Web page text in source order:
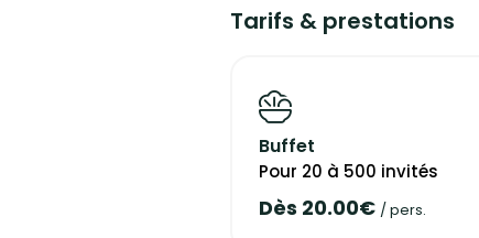
respect des matières
fil des saisons pour garantir
Organisation et livraison pour
disposition pour étudier,
livraisons sont possibles pour
professionnels pour en savoir
Tarifs & prestations
Buffet
Pour 20 à 500 invités
Dès 20.00€ / pers.